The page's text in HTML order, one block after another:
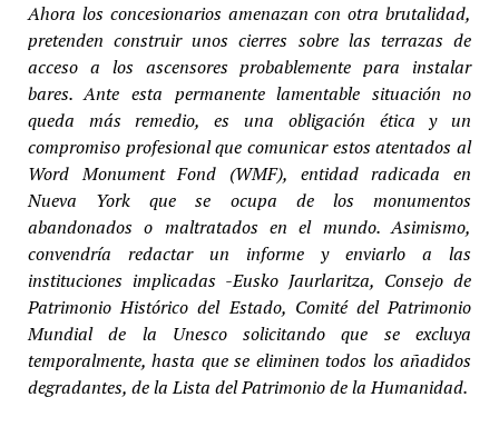
Ahora los concesionarios amenazan con otra brutalidad,
pretenden construir unos cierres sobre las terrazas de
acceso a los ascensores probablemente para instalar
bares. Ante esta permanente lamentable situación no
queda más remedio, es una obligación ética y un
compromiso profesional que comunicar estos atentados al
Word Monument Fond (WMF), entidad radicada en
Nueva York que se ocupa de los monumentos
abandonados o maltratados en el mundo. Asimismo,
convendría redactar un informe y enviarlo a las
instituciones implicadas -Eusko Jaurlaritza, Consejo de
Patrimonio Histórico del Estado, Comité del Patrimonio
Mundial de la Unesco solicitando que se excluya
temporalmente, hasta que se eliminen todos los añadidos
degradantes, de la Lista del Patrimonio de la Humanidad.